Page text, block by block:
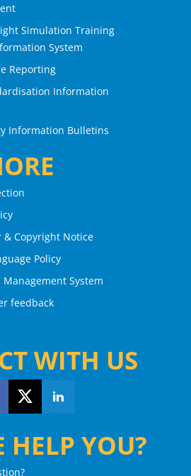
Simulation Training
System
Reporting
Information
Information Bulletins
& Copyright Notice
Policy
System
feedback
WITH US
HELP YOU?